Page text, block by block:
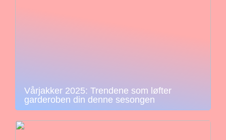
Vårjakker 2025: Trendene som løfter
garderoben din denne sesongen